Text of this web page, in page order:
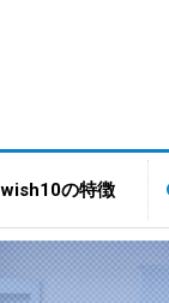
wish10の特徴